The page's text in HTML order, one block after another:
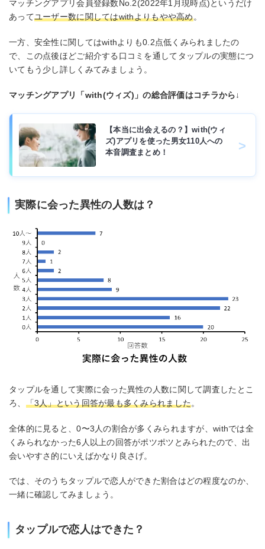
マッチングアプリ会員登録数No.2(2022年1月現時点)というだけ
あってユーザー数に関してはwithよりもやや高め。
一方、安全性に関してはwithよりも0.2点低くみられましたの
で、この点後ほどご紹介する口コミを通してタップルの実態につ
いてもう少し詳しくみてみましょう。
マッチングアプリ「with(ウィズ)」の総合評価はコチラから↓
【本当に出会えるの？】with(ウィ
ズ)アプリを使った男女110人への
本音調査まとめ！
実際に会った異性の人数は？
タップルを通して実際に会った異性の人数に関して調査したとこ
ろ、 「3人」という回答が最も多くみられました。
全体的に見ると、0〜3人の割合が多くみられますが、withでは全
くみられなかった6人以上の回答がポツポツとみられたので、出
会いやすさ的にいえばかなり良さげ。
では、そのうちタップルで恋人ができた割合はどの程度なのか、
一緒に確認してみましょう。
タップルで恋人はできた？